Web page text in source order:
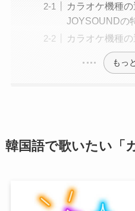
カラオケ機種
JOYSOUNDの
カラオケ機種
もっ
韓国語で歌いたい「